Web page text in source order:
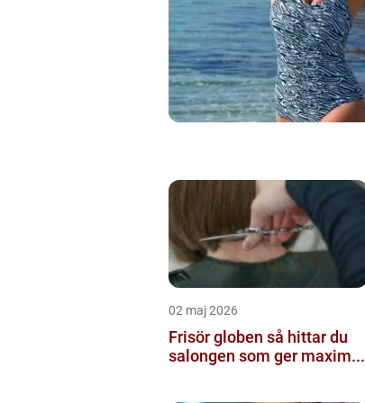
02 maj 2026
Frisör globen så hittar du
salongen som ger maxim...